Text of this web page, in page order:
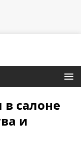
салоне
и